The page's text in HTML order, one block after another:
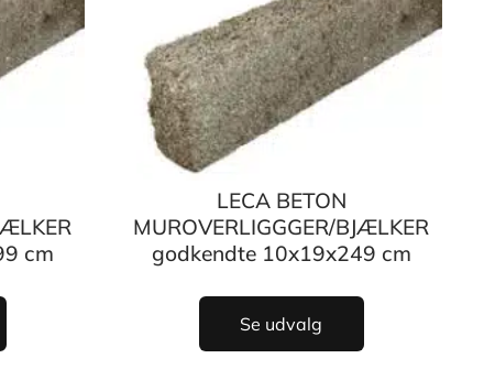
cm
LECA BETON
MUROVERLIGGGER/BJÆLKER
godkendte 10x19x249 cm
Se udvalg